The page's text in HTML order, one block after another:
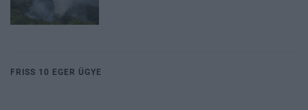
FRISS 10 EGER ÜGYE